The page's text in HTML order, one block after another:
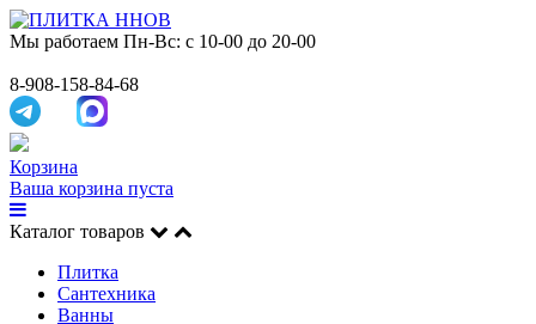
Мы работаем Пн-Вс: с 10-00 до 20-00
8-908-158-84-68
Корзина
Ваша корзина пуста
Каталог товаров
Плитка
Сантехника
Ванны